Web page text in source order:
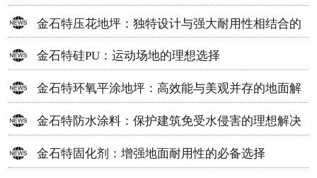
金石特压花地坪：独特设计与强大耐用性相结合的
地面材料
金石特硅PU：运动场地的理想选择
金石特环氧平涂地坪：高效能与美观并存的地面解
决方案
金石特防水涂料：保护建筑免受水侵害的理想解决
方案
金石特固化剂：增强地面耐用性的必备选择